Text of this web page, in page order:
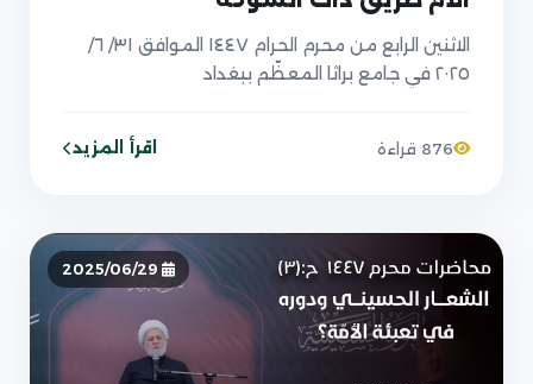
واستوعبوها؟
الاثنين الرابع من محرم الحرام ١٤٤٧ الموافق ٣١/ ٦/
٢٠٢٥ في جامع براثا المعظّم ببغداد
876 قراءة اقرأ المزيد